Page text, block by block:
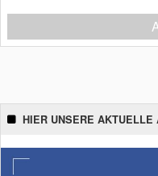
HIER UNSERE